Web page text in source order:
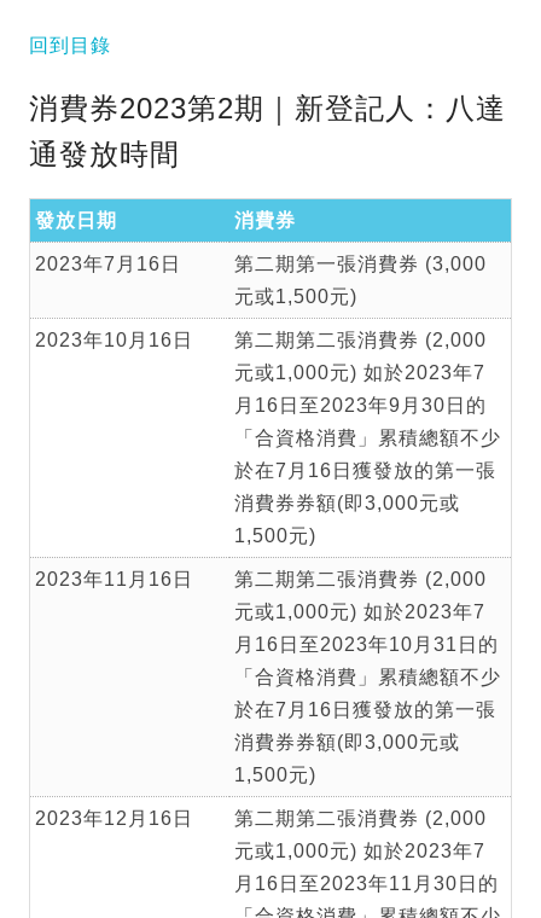
回到目錄
消費券2023第2期｜新登記人：八達
通發放時間
發放日期 消費券
2023年7月16日
第二期第一張消費券 (3,000
元或1,500元)
2023年10月16日
第二期第二張消費券 (2,000
元或1,000元) 如於2023年7
月16日至2023年9月30日的
「合資格消費」累積總額不少
於在7月16日獲發放的第一張
消費券券額(即3,000元或
1,500元)
2023年11月16日
第二期第二張消費券 (2,000
元或1,000元) 如於2023年7
月16日至2023年10月31日的
「合資格消費」累積總額不少
於在7月16日獲發放的第一張
消費券券額(即3,000元或
1,500元)
2023年12月16日
第二期第二張消費券 (2,000
元或1,000元) 如於2023年7
月16日至2023年11月30日的